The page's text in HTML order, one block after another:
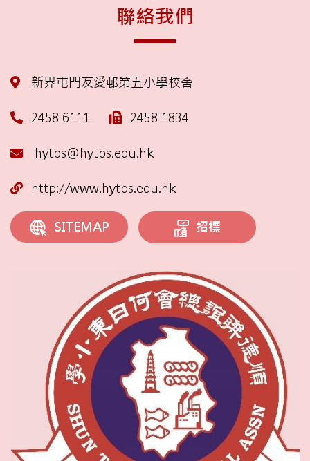
聯絡我們
新界屯門友愛邨第五小學校舍
2458 6111 2458 1834
hytps@hytps.edu.hk
http://www.hytps.edu.hk
SITEMAP 招標